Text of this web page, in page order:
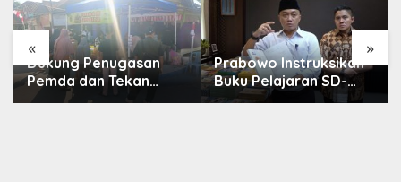
« »
Dukung Penugasan
Pemda dan Tekan
Inflasi, Perumda Aneka
Prabowo Instruksikan
Buku Pelajaran SD-
SMA Dibenahi, Jadikan